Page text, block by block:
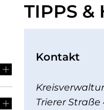
TIPPS &
Kontakt
Trierer Straße